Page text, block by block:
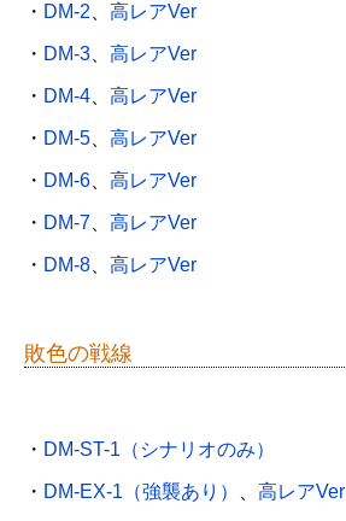
・ DM-2、 高レアVer
・ DM-3、 高レアVer
・ DM-4、 高レアVer
・ DM-5、 高レアVer
・ DM-6、 高レアVer
・ DM-7、 高レアVer
・ DM-8、 高レアVer
敗色の戦線
・ DM-ST-1（シナリオのみ）
・ DM-EX-1（強襲あり） 高レアVer